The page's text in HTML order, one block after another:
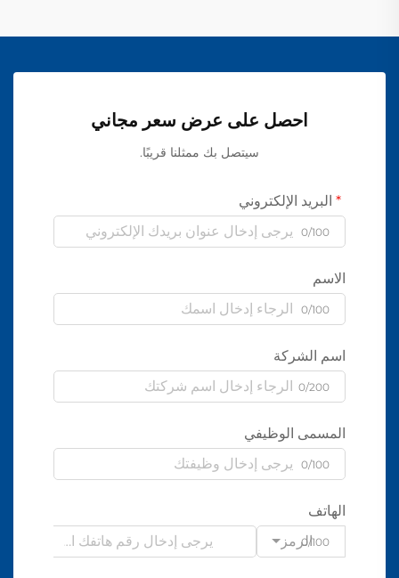
احصل على عرض سعر مجاني
سيتصل بك ممثلنا قريبًا.
البريد الإلكتروني
0/100
الاسم
0/100
اسم الشركة
0/200
المسمى الوظيفي
0/100
الهاتف
الرمز0/100